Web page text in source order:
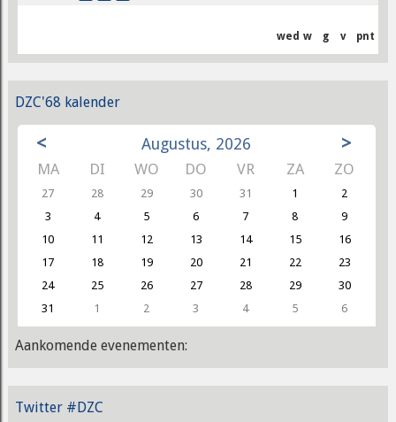
wed w g v pnt
DZC'68 kalender
< Augustus, 2026 >
MA DI WO DO VR ZA ZO
27 28 29 30 31 1
2
3
4 5 6 7 8
9
10
11 12 13 14 15
16
17
18 19 20 21 22
23
24
25 26 27 28 29
30
31
1 2 3 4 5 6
Aankomende evenementen:
Twitter #DZC